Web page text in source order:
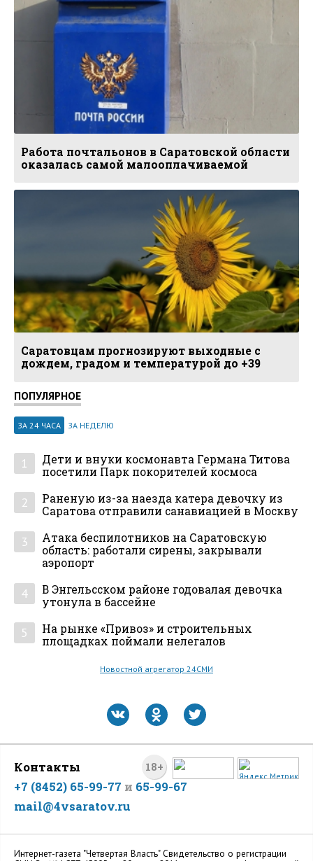
Работа почтальонов в Саратовской области
оказалась самой малооплачиваемой
Саратовцам прогнозируют выходные с
дождем, градом и температурой до +39
ПОПУЛЯРНОЕ
ЗА 24 ЧАСА ЗА НЕДЕЛЮ
1
Дети и внуки космонавта Германа Титова
посетили Парк покорителей космоса
2
Раненую из-за наезда катера девочку из
Саратова отправили санавиацией в Москву
3
Атака беспилотников на Саратовскую
область: работали сирены, закрывали
аэропорт
4
В Энгельсском районе годовалая девочка
утонула в бассейне
5
На рынке «Привоз» и строительных
площадках поймали нелегалов
Новостной агрегатор 24СМИ
18+
Контакты
+7 (8452) 65-99-77 и 65-99-67
mail@4vsaratov.ru
Интернет-газета "Четвертая Власть" Cвидетельство о регистрации